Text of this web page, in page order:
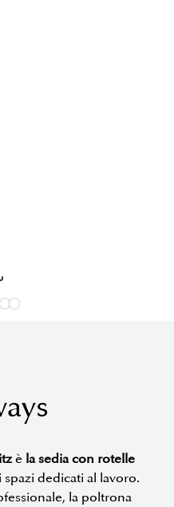
è la sedia con rotelle
dedicati al lavoro.
la poltrona